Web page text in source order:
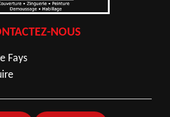
NOUS
Fays